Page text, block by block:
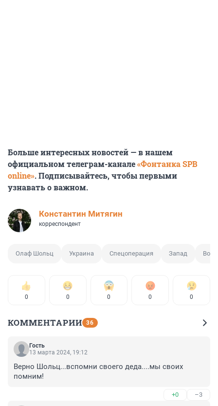
Больше интересных новостей — в нашем
официальном телеграм-канале«Фонтанка SPB
online». Подписывайтесь, чтобы первыми
узнавать о важном.
Константин Митягин
корреспондент
Олаф Шольц Украина Спецоперация Запад
0 0 0 0 0
КОММЕНТАРИИ 36
Гость
13 марта 2024, 19:12
Верно Шольц...вспомни своего деда....мы своих
помним!
+0 –3